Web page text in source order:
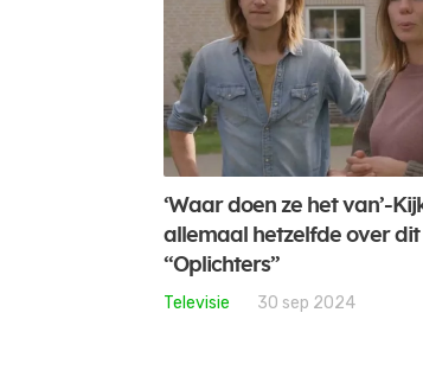
‘Waar doen ze het van’-
allemaal hetzelfde over dit
“Oplichters”
Televisie 30 sep 2024